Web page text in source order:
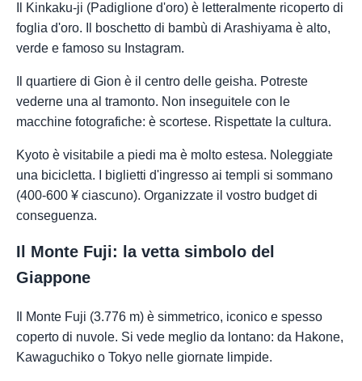
Il Kinkaku-ji (Padiglione d'oro) è letteralmente ricoperto di
foglia d'oro. Il boschetto di bambù di Arashiyama è alto,
verde e famoso su Instagram.
Il quartiere di Gion è il centro delle geisha. Potreste
vederne una al tramonto. Non inseguitele con le
macchine fotografiche: è scortese. Rispettate la cultura.
Kyoto è visitabile a piedi ma è molto estesa. Noleggiate
una bicicletta. I biglietti d'ingresso ai templi si sommano
(400-600 ¥ ciascuno). Organizzate il vostro budget di
conseguenza.
Il Monte Fuji: la vetta simbolo del
Giappone
Il Monte Fuji (3.776 m) è simmetrico, iconico e spesso
coperto di nuvole. Si vede meglio da lontano: da Hakone,
Kawaguchiko o Tokyo nelle giornate limpide.